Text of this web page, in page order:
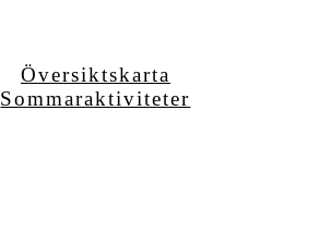
Översiktskarta
Sommaraktiviteter